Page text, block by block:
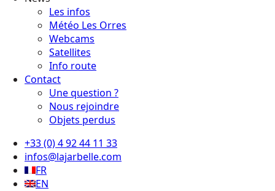
Les infos
Météo Les Orres
Webcams
Satellites
Info route
Contact
Une question ?
Nous rejoindre
Objets perdus
+33 (0) 4 92 44 11 33
infos@lajarbelle.com
FR
EN